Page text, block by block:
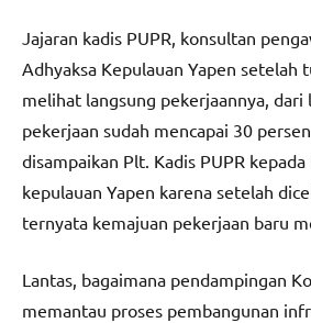
Jajaran kadis PUPR, konsultan
Adhyaksa Kepulauan Yapen setelah
melihat langsung pekerjaannya, dari
pekerjaan sudah mencapai 30
disampaikan Plt. Kadis PUPR
kepulauan Yapen karena setelah
ternyata kemajuan pekerjaan baru
Lantas, bagaimana pendampingan
memantau proses pembangunan